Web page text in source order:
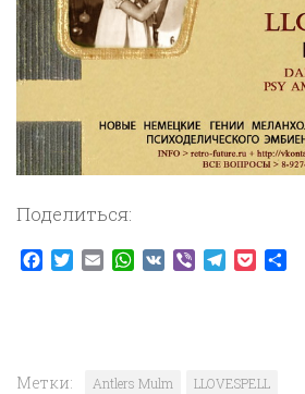
Поделиться:
Facebook
TwitterEmailWhatsApp
VK ViberTelegram
Pocket
Метки: Antlers Mulm LLOVESPELL